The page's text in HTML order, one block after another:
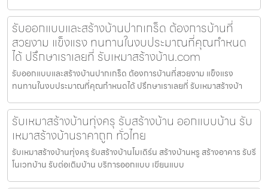
รับออกแบบและสร้างบ้านปากเกร็ด ต้องการบ้านที่
สวยงาม แข็งแรง ทนทานในงบประมาณที่คุณกำหนด
ได้ ปรึกษาเราเลยที่ รับเหมาสร้างบ้าน.com
รับออกแบบและสร้างบ้านปากเกร็ด ต้องการบ้านที่สวยงาม แข็งแรง
ทนทานในงบประมาณที่คุณกำหนดได้ ปรึกษาเราเลยที่ รับเหมาสร้างบ้า
รับเหมาสร้างบ้านทุ่งครุ รับสร้างบ้าน ออกแบบบ้าน รับ
เหมาสร้างบ้านราคาถูก ทั่วไทย
รับเหมาสร้างบ้านทุ่งครุ รับสร้างบ้านโมเดิร์น สร้างบ้านหรู สร้างอาคาร รับรี
โนเวทบ้าน รับต่อเติมบ้าน บริการออกแบบ เขียนแบบ